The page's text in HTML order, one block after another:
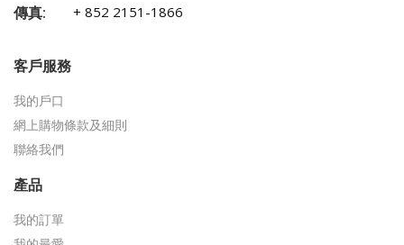
傳真: + 852 2151-1866
客戶服務
我的戶口
網上購物條款及細則
聯絡我們
產品
我的訂單